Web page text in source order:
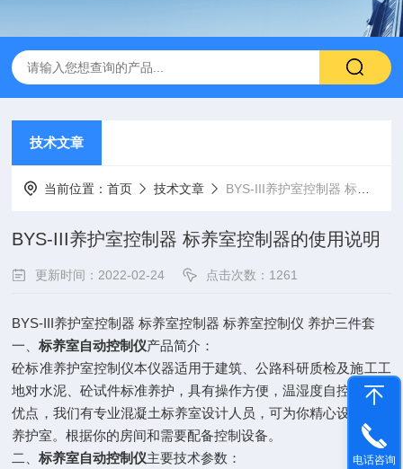
技术文章
当前位置：首页 技术文章 BYS-III养护室控制器 标养室控制器的使用说明
BYS-III养护室控制器 标养室控制器的使用说明
更新时间：2022-02-24 点击次数：1261
BYS-III养护室控制器 标养室控制器 标养室控制仪 养护三件套
一、标养室自动控制仪产品简介：
砼标准养护室控制仪本仪器适用于建筑、公路科研质检及施工工
地对水泥、砼试件标准养护，具有操作方便，温湿度自控数显等
优点，我们有专业混凝土标养室设计人员，可为你精心设计你的
养护室。根据你的房间和需要配备控制设备。
二、标养室自动控制仪主要技术参数： 电话咨询